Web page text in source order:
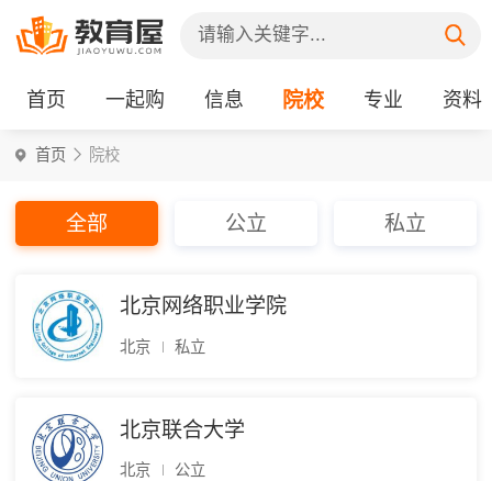
首页 一起购 信息 院校 专业 资料
首页 院校
全部 公立 私立
北京网络职业学院
北京 私立
北京联合大学
北京 公立